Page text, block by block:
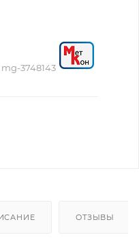
mg-3748143
ОТЗЫВЫ